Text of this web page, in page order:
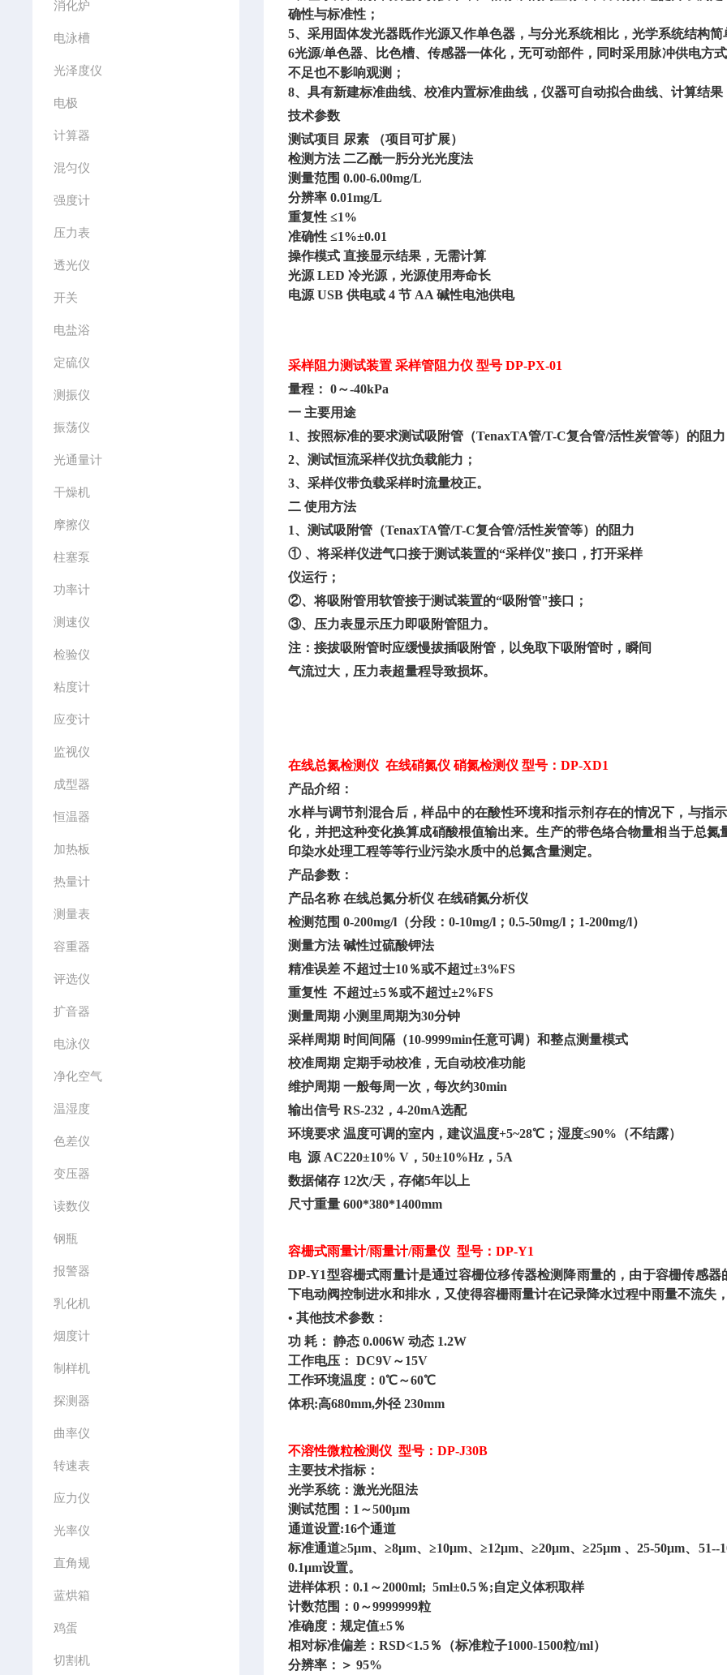
消化炉
电泳槽
光泽度仪
电极
计算器
混匀仪
强度计
压力表
透光仪
开关
电盐浴
定硫仪
测振仪
振荡仪
光通量计
干燥机
摩擦仪
柱塞泵
功率计
测速仪
检验仪
粘度计
应变计
监视仪
成型器
恒温器
加热板
热量计
测量表
容重器
评选仪
扩音器
电泳仪
净化空气
温湿度
色差仪
变压器
读数仪
钢瓶
报警器
乳化机
烟度计
制样机
探测器
曲率仪
转速表
应力仪
光率仪
直角规
蓝烘箱
鸡蛋
切割机
确性与标准性；
5、采用固体发光器既作光源又作单色器，与分光系统相比，光学系统结构简
6光源/单色器、比色槽、传感器一体化，无可动部件，同时采用脉冲供电方
不足也不影响观测；
8、具有新建标准曲线、校准内置标准曲线，仪器可自动拟合曲线、计算结果
技术参数
测试项目 尿素
（项目可扩展）
检测方法 二乙酰一肟分光光度法
测量范围 0.00-6.00mg/L
分辨率 0.01mg/L
重复性 ≤1%
准确性 ≤1%±0.01
操作模式 直接显示结果，无需计算
光源 LED 冷光源，光源使用寿命长
电源 USB 供电或 4 节 AA 碱性电池供电
采样阻力测试装置 采样管阻力仪 型号 DP-PX-01
量程：
0～-40kPa
一 主要用途
1、按照标准的要求测试吸附管（TenaxTA管/T-C复合管/活性炭管等）的阻
2、测试恒流采样仪抗负载能力；
3、采样仪带负载采样时流量校正。
二 使用方法
1、测试吸附管（TenaxTA管/T-C复合管/活性炭管等）的阻力
① 、将采样仪进气口接于测试装置的“采样仪"接口，打开采样
仪运行；
②、将吸附管用软管接于测试装置的“吸附管"接口；
③、压力表显示压力即吸附管阻力。
注：接拔吸附管时应缓慢拔插吸附管，以免取下吸附管时，瞬间
气流过大，压力表超量程导致损坏。
在线总氮检测仪 在线硝氮仪 硝氮检测仪 型号：DP-XD1
产品介绍：
水样与调节剂混合后，样品中的在酸性环境和指示剂存在的情况下，与指
化，并把这种变化换算成硝酸根值输出来。生产的带色络合物量相当于总
印染水处理工程等等行业污染水质中的总氮含量测定。
产品参数：
产品名称 在线总氮分析仪 在线硝氮分析仪
检测范围 0-200mg/l（分段：0-10mg/l；0.5-50mg/l；1-200mg/l）
测量方法碱性过硫酸钾法
精准误差 不超过士10％或不超过±3%FS
重复性 不超过±5％或不超过±2%FS
测量周期 小测里周期为30分钟
采样周期 时间间隔（10-9999min任意可调）和整点测量模式
校准周期 定期手动校准，无自动校准功能
维护周期 一般每周一次，每次约30min
输出信号 RS-232，4-20mA选配
环境要求 温度可调的室内，建议温度+5~28℃；湿度≤90%（不结露）
电源 AC220±10% V，50±10%Hz，5A
数据储存 12次/天，存储5年以上
尺寸重量 600*380*1400mm
容栅式雨量计/雨量计/雨量仪 型号：DP-Y1
DP-Y1型容栅式雨量计是通过容栅位移传器检测降雨量的，由于容栅传感
下电动阀控制进水和排水，又使得容栅雨量计在记录降水过程中雨量不流失
• 其他技术参数：
功 耗： 静态 0.006W 动态 1.2W
工作电压：
DC9V～15V
工作环境温度：0℃～60℃
体积:高680mm,外径 230mm
不溶性微粒检测仪 型号：DP-J30B
主要技术指标：
光学系统：激光光阻法
测试范围： 1～500μm
通道设置:16个通道
标准通道≥5μm、≥8μm、≥10μm、≥12μm、≥20μm、≥25μm 、25-50μm、
0.1μm设置。
进样体积：0.1～2000ml; 5ml±0.5％;自定义体积取样
计数范围：0～9999999粒
准确度：规定值±5％
相对标准偏差：RSD<1.5％（标准粒子1000-1500粒/ml）
分辨率：＞ 95%